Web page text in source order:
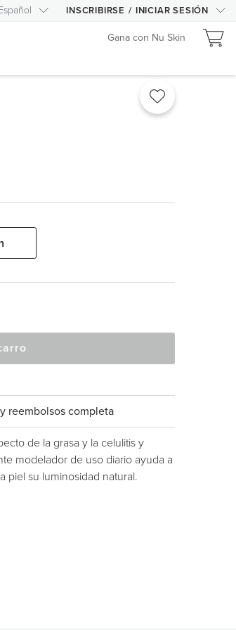
INSCRIBIRSE / INICIAR SESIÓN
Gana con Nu Skin
reembolsos completa
de la grasa y la celulitis y
modelador de uso diario ayuda a
piel su luminosidad natural.